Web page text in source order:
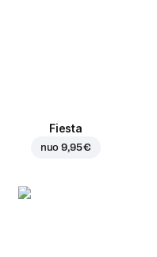
Fiesta
nuo9,95 €